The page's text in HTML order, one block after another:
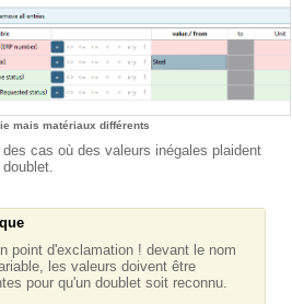
mais matériaux différents
des cas où des valeurs inégales plaident
point d'exclamation ! devant le nom
les valeurs doivent être
pour qu'un doublet soit reconnu.